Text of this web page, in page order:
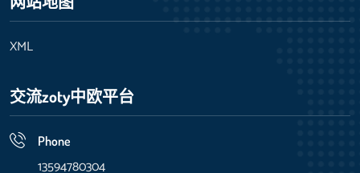
XML
交流zoty中欧平台
Phone
13594780304